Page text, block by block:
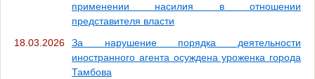
применении насилия в отношении
представителя власти
18.03.2026
За нарушение порядка деятельности
иностранного агента осуждена уроженка города
Тамбова